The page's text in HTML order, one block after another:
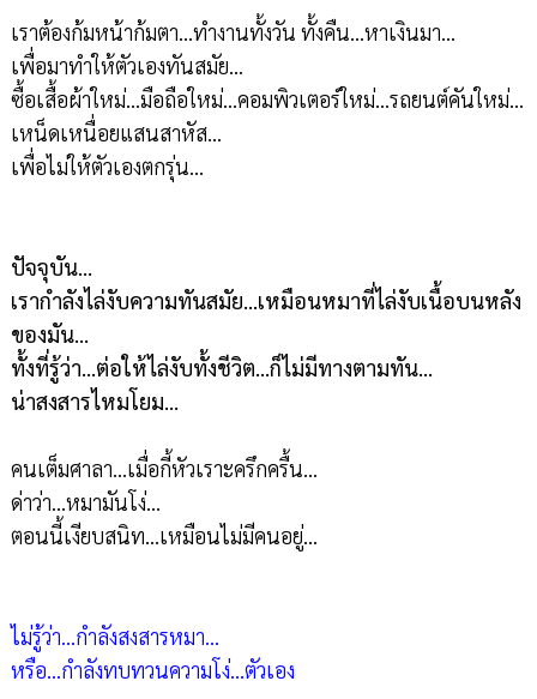
เราต้องก้มหน้าก้มตา...ทำงานทั้งวัน ทั้งคืน...หาเงินมา...
เพื่อมาทำให้ตัวเองทันสมัย...
ซื้อเสื้อผ้าใหม่...มือถือใหม่...คอมพิวเตอร์ใหม่...รถยนต์คันใหม่...
เหน็ดเหนื่อยแสนสาหัส...
เพื่อไม่ให้ตัวเองตกรุ่น...
ปัจจุบัน...
เรากำลังไล่งับความทันสมัย...เหมือนหมาที่ไล่งับเนื้อบนหลัง
ของมัน...
ทั้งที่รู้ว่า...ต่อให้ไล่งับทั้งชีวิต...ก็ไม่มีทางตามทัน...
น่าสงสารไหมโยม...
คนเต็มศาลา...เมื่อกี้หัวเราะครึกครื้น...
ด่าว่า...หมามันโง่...
ตอนนี้เงียบสนิท...เหมือนไม่มีคนอยู่...
ไม่รู้ว่า...กำลังสงสารหมา...
หรือ...กำลังทบทวนความโง่...ตัวเอง